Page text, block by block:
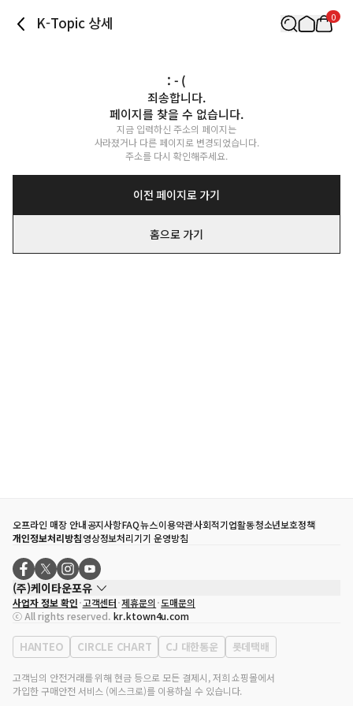
K-Topic 상세 0
: - (
죄송합니다.
페이지를 찾을 수 없습니다.
지금 입력하신 주소의 페이지는
사라졌거나 다른 페이지로 변경되었습니다.
주소를 다시 확인해주세요.
이전 페이지로 가기
홈으로 가기
오프라인 매장 안내공지사항FAQ뉴스이용약관사회적기업활동청소년보호정책
개인정보처리방침영상정보처리기기 운영방침
(주)케이타운포유
대표자
송효민
사업자등록번호
120-87-71116
통신판매업 신고번호 제2011-서울강남-02223
대표전화
02-552-9855
사업자 정보 확인 고객센터 제휴문의 도매문의
ⓒ All rights reserved. kr.ktown4u.com
HANTEO CIRCLE CHART CJ 대한통운 롯데택배
고객님의 안전거래를 위해 현금 등으로 모든 결제시, 저희 쇼핑몰에서
가입한 구매안전 서비스 (에스크로)를 이용하실 수 있습니다.